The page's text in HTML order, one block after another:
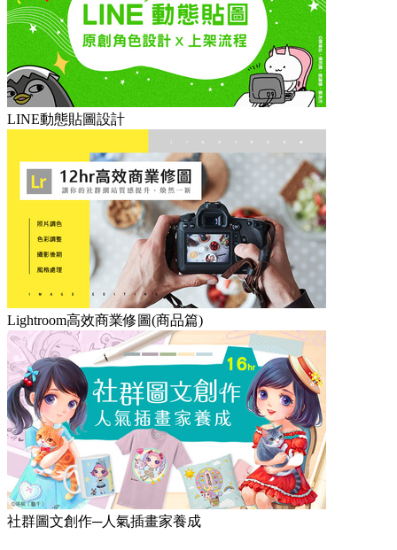
LINE動態貼圖設計
Lightroom高效商業修圖(商品篇)
社群圖文創作─人氣插畫家養成